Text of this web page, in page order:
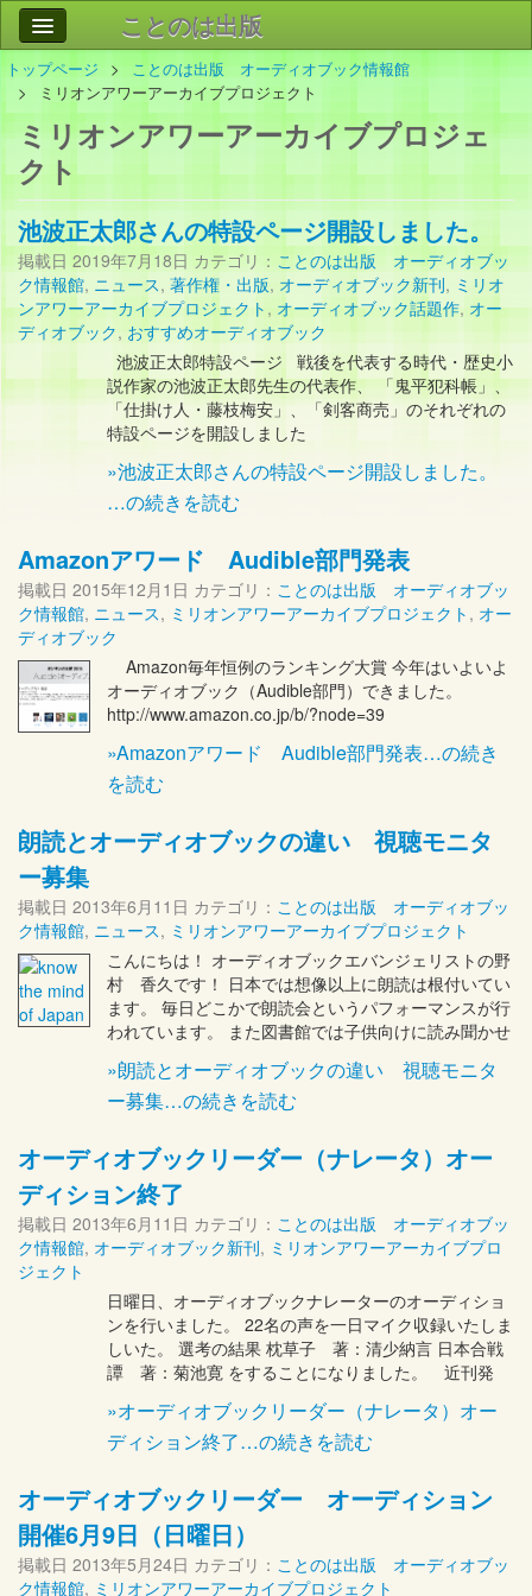
ことのは出版
作品
事業案内
会社情報
お問い合わせ
検索
トップページ
ことのは出版 オーディオブック情報館
ミリオンアワーアーカイブプロジェクト
ミリオンアワーアーカイブプロジェ
クト
池波正太郎さんの特設ページ開設しました。
掲載日 2019年7月18日 カテゴリ： ことのは出版 オーディオブッ
ク情報館, ニュース, 著作権・出版, オーディオブック新刊, ミリオ
ンアワーアーカイブプロジェクト , オーディオブック話題作, オー
ディオブック, おすすめオーディオブック
池波正太郎特設ページ 戦後を代表する時代・歴史小
説作家の池波正太郎先生の代表作、 「鬼平犯科帳」、
「仕掛け人・藤枝梅安」、「剣客商売」のそれぞれの
特設ページを開設しました
»池波正太郎さんの特設ページ開設しました。
…の続きを読む
Amazonアワード Audible部門発表
掲載日 2015年12月1日 カテゴリ： ことのは出版 オーディオブッ
ク情報館, ニュース, ミリオンアワーアーカイブプロジェクト , オー
ディオブック
Amazon毎年恒例のランキング大賞 今年はいよいよ
オーディオブック（Audible部門）できました。
http://www.amazon.co.jp/b/?node=39
»Amazonアワード Audible部門発表…の続き
を読む
朗読とオーディオブックの違い 視聴モニタ
ー募集
掲載日 2013年6月11日 カテゴリ： ことのは出版 オーディオブッ
ク情報館, ニュース, ミリオンアワーアーカイブプロジェクト
こんにちは！ オーディオブックエバンジェリストの野
村 香久です！ 日本では想像以上に朗読は根付いてい
ます。 毎日どこかで朗読会というパフォーマンスが行
われています。 また図書館では子供向けに読み聞かせ
»朗読とオーディオブックの違い 視聴モニタ
ー募集…の続きを読む
オーディオブックリーダー（ナレータ）オー
ディション終了
掲載日 2013年6月11日 カテゴリ： ことのは出版 オーディオブッ
ク情報館, オーディオブック新刊, ミリオンアワーアーカイブプロ
ジェクト
日曜日、オーディオブックナレーターのオーディショ
ンを行いました。 22名の声を一日マイク収録いたしま
しいた。 選考の結果 枕草子 著：清少納言 日本合戦
譚 著：菊池寛 をすることになりました。 近刊発
»オーディオブックリーダー（ナレータ）オー
ディション終了…の続きを読む
オーディオブックリーダー オーディション
開催6月9日（日曜日）
掲載日 2013年5月24日 カテゴリ： ことのは出版 オーディオブッ
ク情報館, ミリオンアワーアーカイブプロジェクト